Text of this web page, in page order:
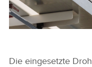
PILOTPROJEKT
Die eingesetzte